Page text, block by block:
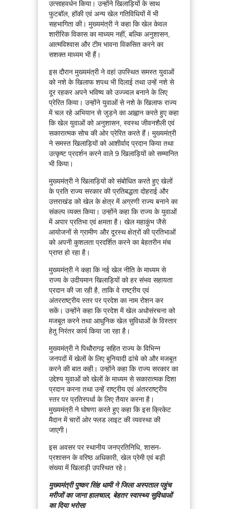
उत्साहवर्धन किया। उन्होंने खिलाड़ियों के साथ
फुटबॉल, हॉकी एवं अन्य खेल गतिविधियों में भी
सहभागिता की। मुख्यमंत्री ने कहा कि खेल केवल
शारीरिक विकास का माध्यम नहीं, बल्कि अनुशासन,
आत्मविश्वास और टीम भावना विकसित करने का
सशक्त माध्यम भी हैं।
इस दौरान मुख्यमंत्री ने वहां उपस्थित समस्त युवाओं
को नशे के खिलाफ शपथ भी दिलाई तथा उन्हें नशे से
दूर रहकर अपने भविष्य को उज्ज्वल बनाने के लिए
प्रेरित किया। उन्होंने युवाओं से नशे के खिलाफ राज्य
में चल रहे अभियान से जुड़ने का आह्वान करते हुए कहा
कि खेल युवाओं को अनुशासन, स्वस्थ जीवनशैली एवं
सकारात्मक सोच की ओर प्रेरित करते हैं। मुख्यमंत्री
ने समस्त खिलाड़ियों को आशीर्वाद प्रदान किया तथा
उत्कृष्ट प्रदर्शन करने वाले 9 खिलाड़ियों को सम्मानित
भी किया।
मुख्यमंत्री ने खिलाड़ियों को संबोधित करते हुए खेलों
के प्रति राज्य सरकार की प्रतिबद्धता दोहराई और
उत्तराखंड को खेल के क्षेत्र में अग्रणी राज्य बनाने का
संकल्प व्यक्त किया। उन्होंने कहा कि राज्य के युवाओं
में अपार प्रतिभा एवं क्षमता है। खेल महाकुंभ जैसे
आयोजनों से ग्रामीण और दूरस्थ क्षेत्रों की प्रतिभाओं
को अपनी कुशलता प्रदर्शित करने का बेहतरीन मंच
प्राप्त हो रहा है।
मुख्यमंत्री ने कहा कि नई खेल नीति के माध्यम से
राज्य के उदीयमान खिलाड़ियों को हर संभव सहायता
प्रदान की जा रही है, ताकि वे राष्ट्रीय एवं
अंतरराष्ट्रीय स्तर पर प्रदेश का नाम रोशन कर
सकें। उन्होंने कहा कि प्रदेश में खेल अधोसंरचना को
मजबूत करने तथा आधुनिक खेल सुविधाओं के विस्तार
हेतु निरंतर कार्य किया जा रहा है।
मुख्यमंत्री ने पिथौरागढ़ सहित राज्य के विभिन्न
जनपदों में खेलों के लिए बुनियादी ढांचे को और मजबूत
करने की बात कही। उन्होंने कहा कि राज्य सरकार का
उद्देश्य युवाओं को खेलों के माध्यम से सकारात्मक दिशा
प्रदान करना तथा उन्हें राष्ट्रीय एवं अंतरराष्ट्रीय
स्तर पर प्रतिस्पर्धा के लिए तैयार करना है।
मुख्यमंत्री ने घोषणा करते हुए कहा कि इस क्रिकेट
मैदान में चारों ओर फ्लड लाइट की व्यवस्था की
जाएगी।
इस अवसर पर स्थानीय जनप्रतिनिधि, शासन-
प्रशासन के वरिष्ठ अधिकारी, खेल प्रेमी एवं बड़ी
संख्या में खिलाड़ी उपस्थित रहे।
मुख्यमंत्री पुष्कर सिंह धामी ने जिला अस्पताल पहुंच
मरीजों का जाना हालचाल, बेहतर स्वास्थ्य सुविधाओं
का दिया भरोसा